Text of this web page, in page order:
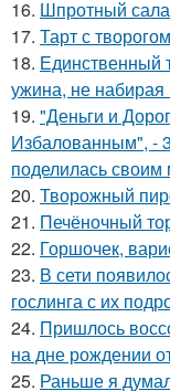
16. Шпротный
17. Тарт с
18. Единственный
ужина, не набирая
19. "Деньги и
Избалованным", -
поделилась своим
20. Творожный
21. Печёночный
22. Горшочек,
23. В сети
гослинга с их
24. Пришлось
на дне рождении
25. Раньше я